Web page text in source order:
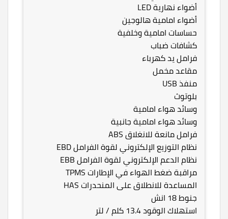
أضواء نهارية LED
أضواء امامية هالوجين
حساسات امامية وخلفية
كشافات ضباب
فرامل يد كهرباء
مقاعد مخمل
منفذ USB
بلوتوث
وسائد هواء امامية
وسائد هواء امامية جانبية
فرامل مانعة للانغلاق ABS
نظام التوزيع الإلكتروني لقوة الفرامل EBD
نظام الدعم الإلكتروني لقوة الفرامل EBB
مراقبة ضغط الهواء في الإطارات TPMS
المساعدة للانطلاق على المنحدرات HAS
جنوط 18 انش
استهلاك الوقود 13.4 كلم / لتر